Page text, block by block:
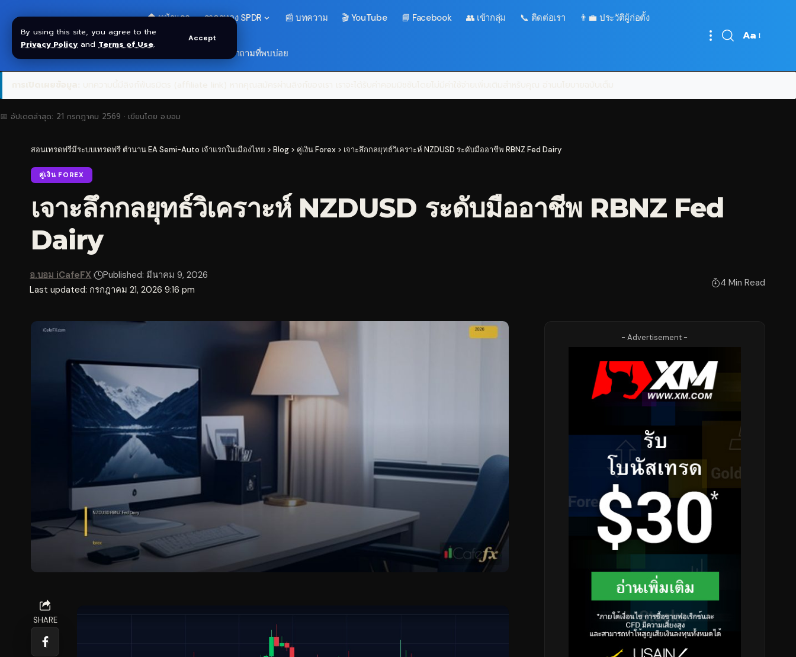
By using this site, you agree to the
Privacy Policy and Terms of Use.
Accept
🏠 หน้าแรก ราคาทอง SPDR 📰 บทความ 🎬 YouTube 📘 Facebook 👥 เข้ากลุ่ม 📞 ติดต่อเรา 👨‍💼 ประวัติผู้ก่อตั้ง
❓ คำถามที่พบบ่อย
Font
Aa
📅 อัปเดตล่าสุด: 21 กรกฎาคม 2569 · เขียนโดย อ.บอม
สอนเทรดฟรีมีระบบเทรดฟรี ตำนาน EA Semi-Auto เจ้าแรกในเมืองไทย > Blog > คู่เงิน Forex > เจาะลึกกลยุทธ์วิเคราะห์ NZDUSD ระดับมืออาชีพ RBNZ Fed Dairy
คู่เงิน FOREX
เจาะลึกกลยุทธ์วิเคราะห์ NZDUSD ระดับมืออาชีพ RBNZ Fed
Dairy
Last updated: กรกฎาคม 21, 2026 9:16 pm
อ.บอม iCafeFX Published: มีนาคม 9, 2026
4 Min Read
SHARE
- Advertisement -